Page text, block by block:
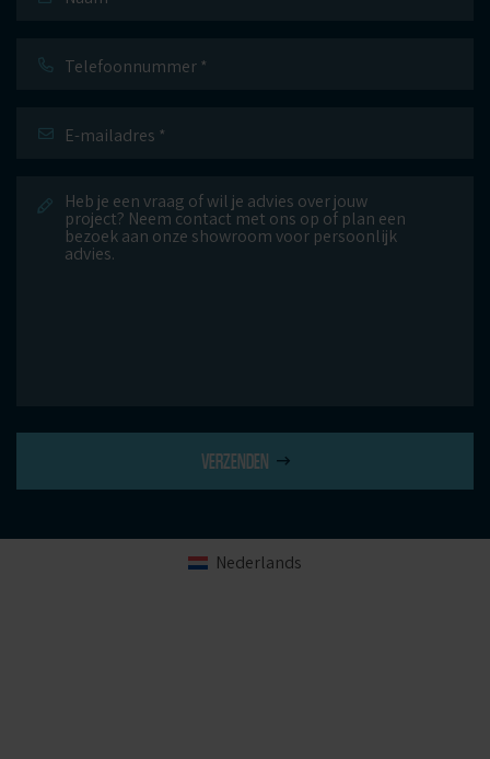
mailadres *
VERZENDEN
Nederlands